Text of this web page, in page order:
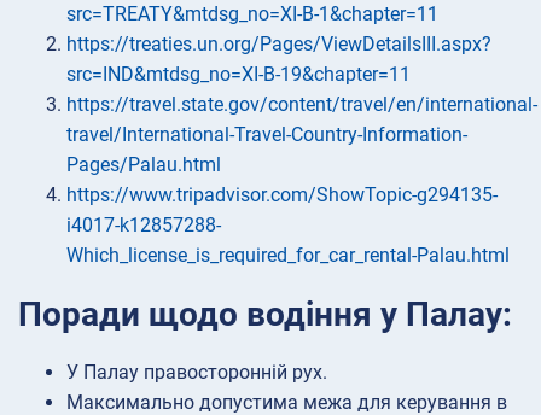
src=TREATY&mtdsg_no=XI-B-1&chapter=11
https://treaties.un.org/Pages/ViewDetailsIII.aspx?
src=IND&mtdsg_no=XI-B-19&chapter=11
https://travel.state.gov/content/travel/en/international-
travel/International-Travel-Country-Information-
Pages/Palau.html
https://www.tripadvisor.com/ShowTopic-g294135-
i4017-k12857288-
Which_license_is_required_for_car_rental-Palau.html
Поради щодо водіння у Палау:
У Палау правосторонній рух.
Максимально допустима межа для керування в